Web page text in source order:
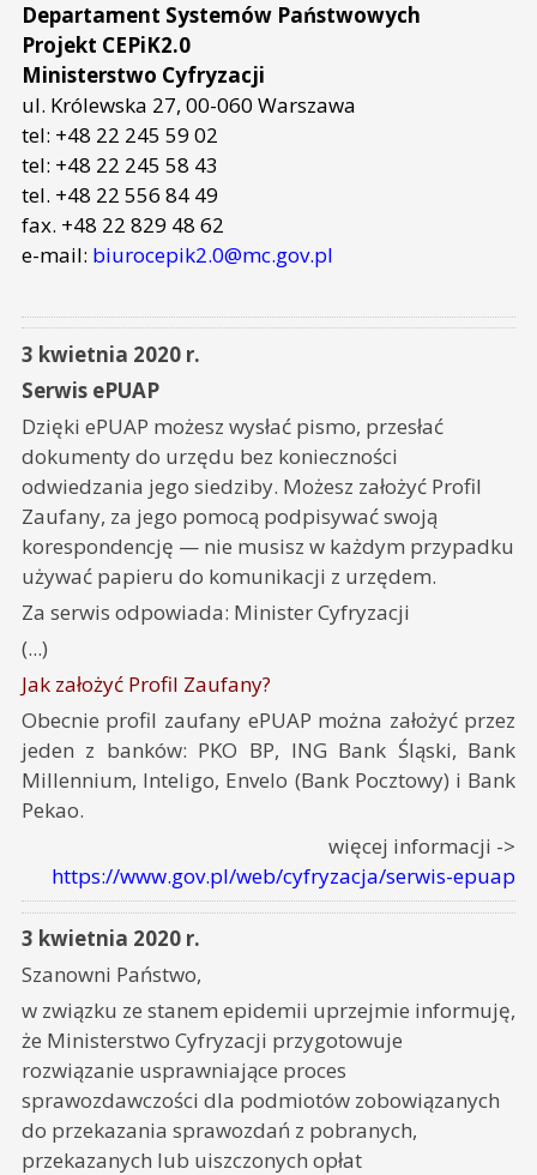
Departament Systemów Państwowych
Projekt CEPiK2.0
Ministerstwo Cyfryzacji
ul. Królewska 27, 00-060 Warszawa
tel: +48 22 245 59 02
tel: +48 22 245 58 43
tel. +48 22 556 84 49
fax. +48 22 829 48 62
e-mail: biurocepik2.0@mc.gov.pl
3 kwietnia 2020 r.
Serwis ePUAP
Dzięki ePUAP możesz wysłać pismo, przesłać
dokumenty do urzędu bez konieczności
odwiedzania jego siedziby. Możesz założyć Profil
Zaufany, za jego pomocą podpisywać swoją
korespondencję — nie musisz w każdym przypadku
używać papieru do komunikacji z urzędem.
Za serwis odpowiada: Minister Cyfryzacji
(...)
Jak założyć Profil Zaufany?
Obecnie profil zaufany ePUAP można założyć przez
jeden z banków: PKO BP, ING Bank Śląski, Bank
Millennium, Inteligo, Envelo (Bank Pocztowy) i Bank
Pekao.
więcej informacji ->
https://www.gov.pl/web/cyfryzacja/serwis-epuap
3 kwietnia 2020 r.
Szanowni Państwo,
w związku ze stanem epidemii uprzejmie informuję,
że Ministerstwo Cyfryzacji przygotowuje
rozwiązanie usprawniające proces
sprawozdawczości dla podmiotów zobowiązanych
do przekazania sprawozdań z pobranych,
przekazanych lub uiszczonych opłat